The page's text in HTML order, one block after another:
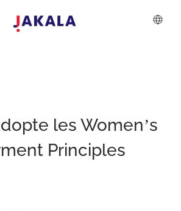
les Women’s
Principles